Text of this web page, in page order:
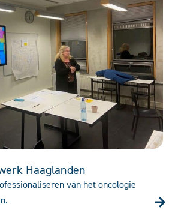
Haaglanden
van het oncologie